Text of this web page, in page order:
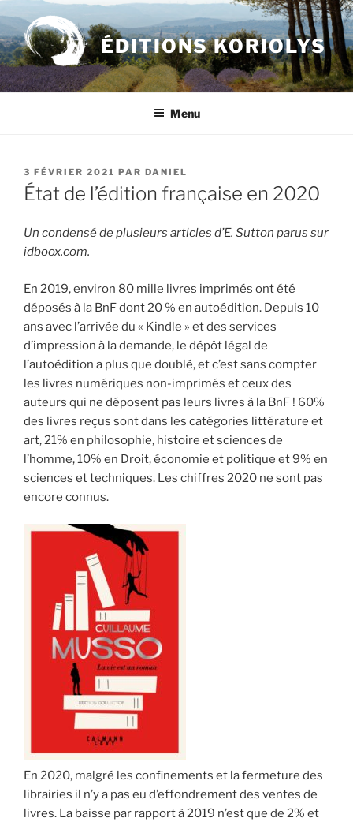
au
contenu
principal
ÉDITIONS KORIOLYS
Menu
PUBLIÉ
LE
3 FÉVRIER 2021 PAR DANIEL
État de l’édition française en 2020
Un condensé de plusieurs articles d’E. Sutton parus sur
idboox.com.
En 2019, environ 80 mille livres imprimés ont été
déposés à la BnF dont 20 % en autoédition. Depuis 10
ans avec l’arrivée du « Kindle » et des services
d’impression à la demande, le dépôt légal de
l’autoédition a plus que doublé, et c’est sans compter
les livres numériques non-imprimés et ceux des
auteurs qui ne déposent pas leurs livres à la BnF ! 60%
des livres reçus sont dans les catégories littérature et
art, 21% en philosophie, histoire et sciences de
l’homme, 10% en Droit, économie et politique et 9% en
sciences et techniques. Les chiffres 2020 ne sont pas
encore connus.
En 2020, malgré les confinements et la fermeture des
librairies il n’y a pas eu d’effondrement des ventes de
livres. La baisse par rapport à 2019 n’est que de 2% et